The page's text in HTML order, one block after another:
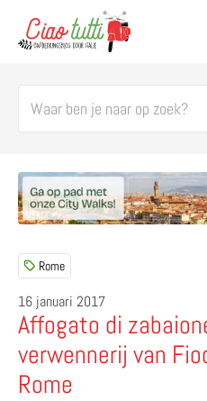
Rome
16 januari 2017
Affogato di
verwennerij van
Rome